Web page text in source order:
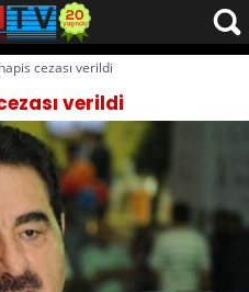
cezası verildi
verildi